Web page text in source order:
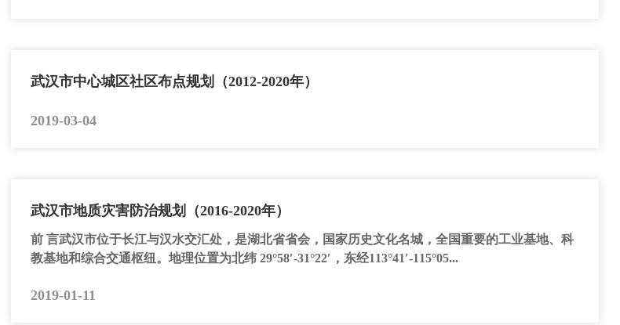
武汉市中心城区社区布点规划（2012-2020年）
2019-03-04
武汉市地质灾害防治规划（2016-2020年）
前 言武汉市位于长江与汉水交汇处，是湖北省省会，国家历史文化名城，全国重要的工业基地、科
教基地和综合交通枢纽。地理位置为北纬 29°58′-31°22′，东经113°41′-115°05...
2019-01-11